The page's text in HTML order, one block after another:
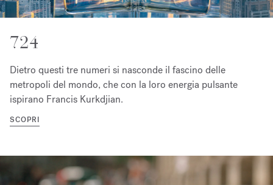
724
Dietro questi tre numeri si nasconde il fascino delle
metropoli del mondo, che con la loro energia pulsante
ispirano Francis Kurkdjian.
SCOPRI